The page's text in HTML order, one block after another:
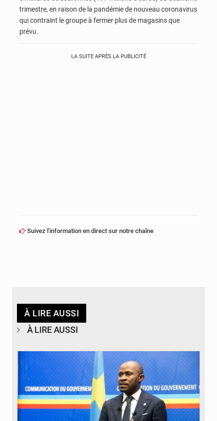
trimestre, en raison de la pandémie de nouveau coronavirus
qui contraint le groupe à fermer plus de magasins que
prévu.
LA SUITE APRÈS LA PUBLICITÉ
Suivez l'information en direct sur notre chaîne
À LIRE AUSSI
À LIRE AUSSI